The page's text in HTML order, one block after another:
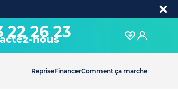
22 26 23
nous
RepriseFinancerComment ça marche